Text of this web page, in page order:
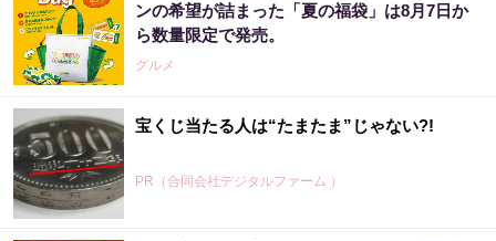
ンの希望が詰まった「夏の福袋」は8月7日か
ら数量限定で発売。
グルメ
宝くじ当たる人は“たまたま”じゃない?!
PR（合同会社デジタルファーム ）